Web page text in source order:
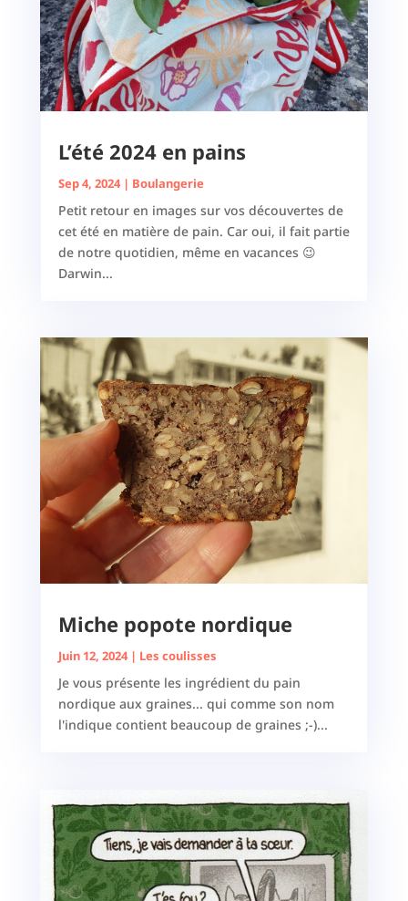
L’été 2024 en pains
Sep 4, 2024| Boulangerie
Petit retour en images sur vos découvertes de
cet été en matière de pain. Car oui, il fait partie
de notre quotidien, même en vacances 😉
Darwin...
Miche popote nordique
Juin 12, 2024| Les coulisses
Je vous présente les ingrédient du pain
nordique aux graines... qui comme son nom
l'indique contient beaucoup de graines ;-)...